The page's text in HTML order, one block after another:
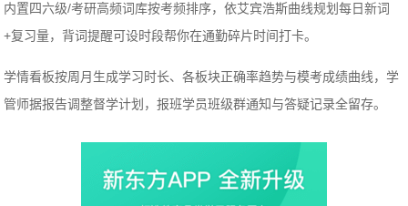
内置四六级/考研高频词库按考频排序，依艾宾浩斯曲线规划每日新词
+复习量，背词提醒可设时段帮你在通勤碎片时间打卡。
学情看板按周月生成学习时长、各板块正确率趋势与模考成绩曲线，学
管师据报告调整督学计划，报班学员班级群通知与答疑记录全留存。